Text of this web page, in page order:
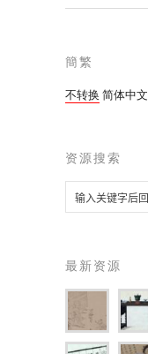
簡繁
不转换 简体中文
资源搜索
最新资源